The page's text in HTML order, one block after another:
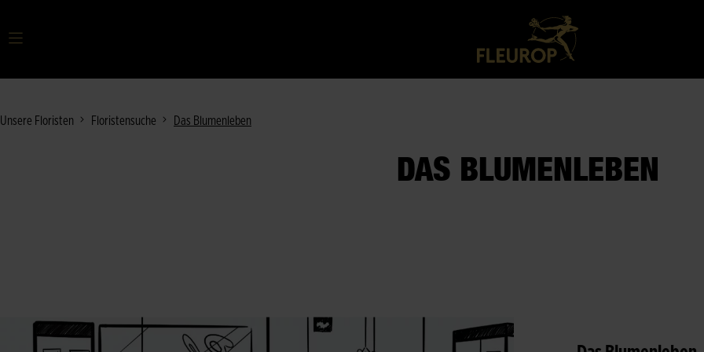
Unsere Floristen Floristensuche Das Blumenleben
DAS BLUMENLEBEN